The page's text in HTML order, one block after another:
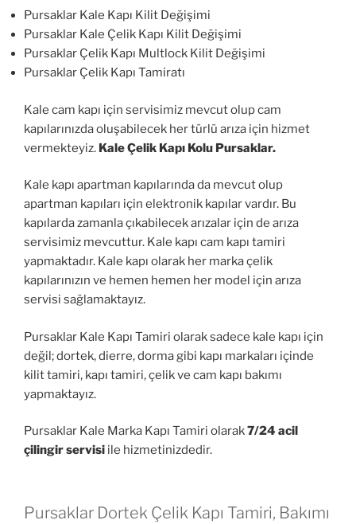
Pursaklar Kale Kapı Kilit Değişimi
Pursaklar Kale Çelik Kapı Kilit Değişimi
Pursaklar Çelik Kapı Multlock Kilit Değişimi
Pursaklar Çelik Kapı Tamiratı
Kale cam kapı için servisimiz mevcut olup cam
kapılarınızda oluşabilecek her türlü arıza için hizmet
vermekteyiz. Kale Çelik Kapı Kolu Pursaklar.
Kale kapı apartman kapılarında da mevcut olup
apartman kapıları için elektronik kapılar vardır. Bu
kapılarda zamanla çıkabilecek arızalar için de arıza
servisimiz mevcuttur. Kale kapı cam kapı tamiri
yapmaktadır. Kale kapı olarak her marka çelik
kapılarınızın ve hemen hemen her model için arıza
servisi sağlamaktayız.
Pursaklar Kale Kapı Tamiri olarak sadece kale kapı için
değil; dortek, dierre, dorma gibi kapı markaları içinde
kilit tamiri, kapı tamiri, çelik ve cam kapı bakımı
yapmaktayız.
Pursaklar Kale Marka Kapı Tamiri olarak7/24 acil
çilingir servisi ile hizmetinizdedir.
Pursaklar Dortek Çelik Kapı Tamiri, Bakımı